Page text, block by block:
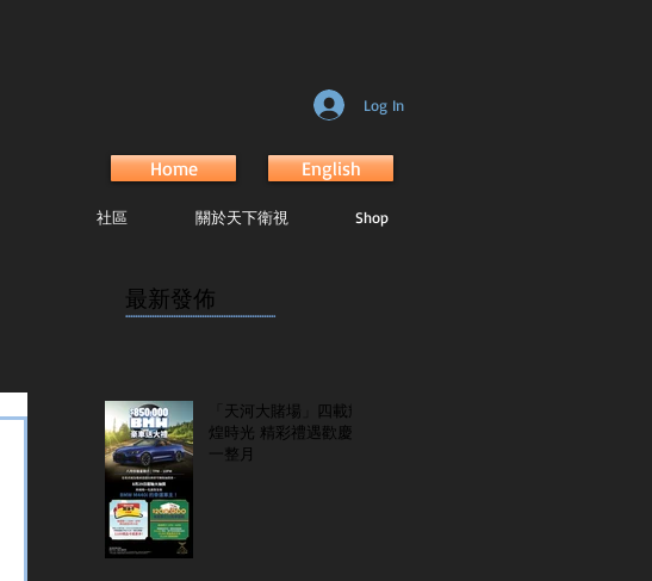
Log In
Home English
社區 關於天下衛視 Shop
最新發佈
...............................................................
「天河大賭場」四載輝
煌時光 精彩禮遇歡慶
一整月